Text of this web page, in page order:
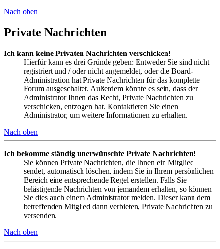
Nach oben
Private Nachrichten
Ich kann keine Privaten Nachrichten verschicken!
Hierfür kann es drei Gründe geben: Entweder Sie sind nicht
registriert und / oder nicht angemeldet, oder die Board-
Administration hat Private Nachrichten für das komplette
Forum ausgeschaltet. Außerdem könnte es sein, dass der
Administrator Ihnen das Recht, Private Nachrichten zu
verschicken, entzogen hat. Kontaktieren Sie einen
Administrator, um weitere Informationen zu erhalten.
Nach oben
Ich bekomme ständig unerwünschte Private Nachrichten!
Sie können Private Nachrichten, die Ihnen ein Mitglied
sendet, automatisch löschen, indem Sie in Ihrem persönlichen
Bereich eine entsprechende Regel erstellen. Falls Sie
belästigende Nachrichten von jemandem erhalten, so können
Sie dies auch einem Administrator melden. Dieser kann dem
betreffenden Mitglied dann verbieten, Private Nachrichten zu
versenden.
Nach oben